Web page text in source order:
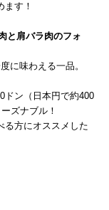
ます！
と肩バラ肉のフォ
に味わえる一品。
ドン（日本円で約400
ズナブル！
る方にオススメした